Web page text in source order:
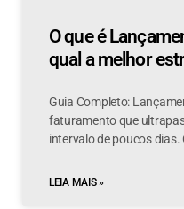
O que é
qual a melhor
Guia Completo:
faturamento que
intervalo de poucos dias.
LEIA MAIS »